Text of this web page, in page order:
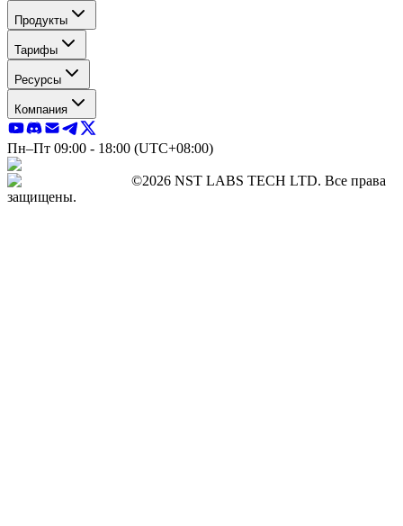
Продукты
Тарифы
Ресурсы
Компания
Пн–Пт 09:00 - 18:00 (UTC+08:00)
©2026 NST LABS TECH LTD. Все права
защищены.